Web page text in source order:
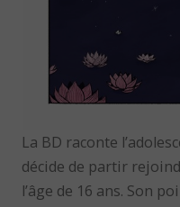
La BD raconte
décide de partir
l’âge de 16 ans. Son